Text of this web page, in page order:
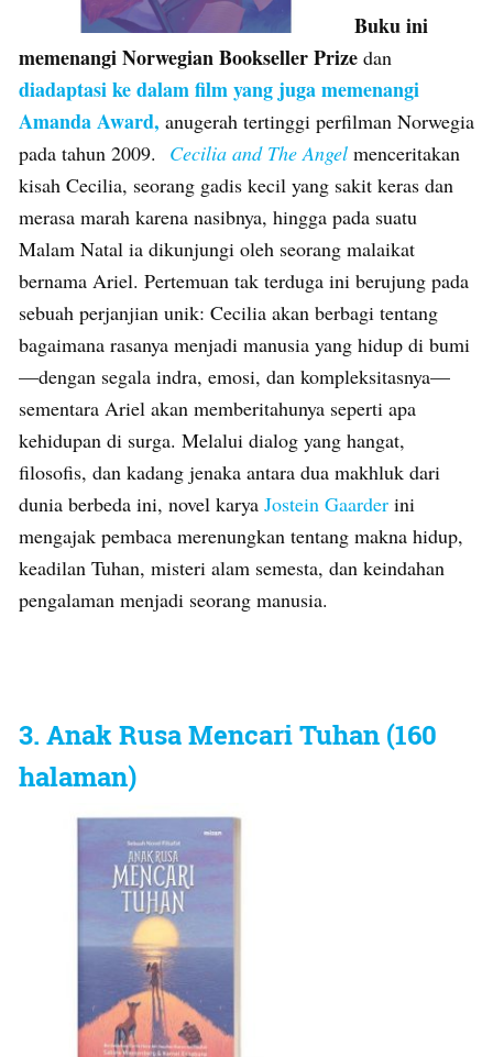
Buku ini
memenangi Norwegian Bookseller Prize dan
diadaptasi ke dalam film yang juga memenangi
Amanda Award, anugerah tertinggi perfilman Norwegia
pada tahun 2009. Cecilia and The Angel menceritakan
kisah Cecilia, seorang gadis kecil yang sakit keras dan
merasa marah karena nasibnya, hingga pada suatu
Malam Natal ia dikunjungi oleh seorang malaikat
bernama Ariel. Pertemuan tak terduga ini berujung pada
sebuah perjanjian unik: Cecilia akan berbagi tentang
bagaimana rasanya menjadi manusia yang hidup di bumi
—dengan segala indra, emosi, dan kompleksitasnya—
sementara Ariel akan memberitahunya seperti apa
kehidupan di surga. Melalui dialog yang hangat,
filosofis, dan kadang jenaka antara dua makhluk dari
dunia berbeda ini, novel karya Jostein Gaarder ini
mengajak pembaca merenungkan tentang makna hidup,
keadilan Tuhan, misteri alam semesta, dan keindahan
pengalaman menjadi seorang manusia.
3. Anak Rusa Mencari Tuhan (160
halaman)